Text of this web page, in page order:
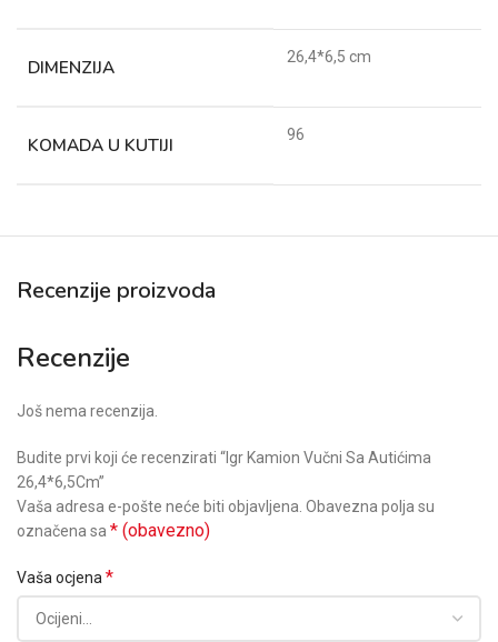
DIMENZIJA 26,4*6,5 cm
KOMADA U KUTIJI 96
Recenzije proizvoda
Recenzije
Još nema recenzija.
Budite prvi koji će recenzirati “Igr Kamion Vučni Sa Autićima
26,4*6,5Cm”
Vaša adresa e-pošte neće biti objavljena. Obavezna polja su
označena sa * (obavezno)
Vaša ocjena*